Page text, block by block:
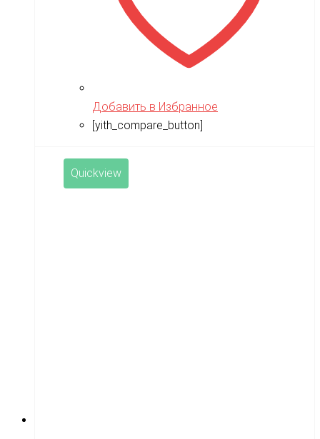
Добавить в Избранное
[yith_compare_button]
Quickview